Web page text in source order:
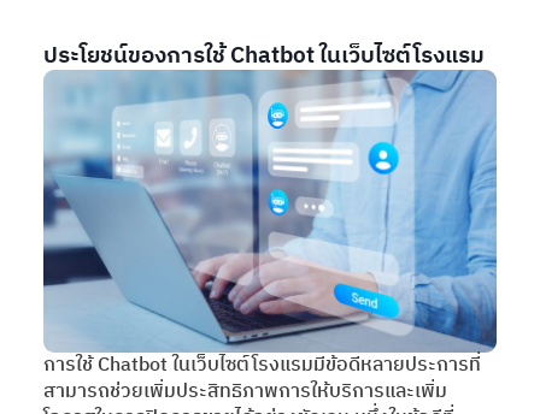
ประโยชน์ของการใช้ Chatbot ในเว็บไซต์โรงแรม
การใช้ Chatbot ในเว็บไซต์โรงแรมมีข้อดีหลายประการที่
สามารถช่วยเพิ่มประสิทธิภาพการให้บริการและเพิ่ม